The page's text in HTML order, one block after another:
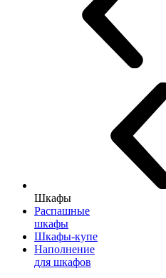
Шкафы
Распашные
шкафы
Шкафы-купе
Наполнение
для шкафов